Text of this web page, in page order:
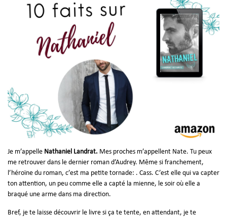
Je m’appelle Nathaniel Landrat. Mes proches m’appellent Nate. Tu peux
me retrouver dans le dernier roman d’Audrey. Même si franchement,
l’héroïne du roman, c’est ma petite tornade: . Cass. C’est elle qui va capter
ton attention, un peu comme elle a capté la mienne, le soir où elle a
braqué une arme dans ma direction.
Bref, je te laisse découvrir le livre si ça te tente, en attendant, je te